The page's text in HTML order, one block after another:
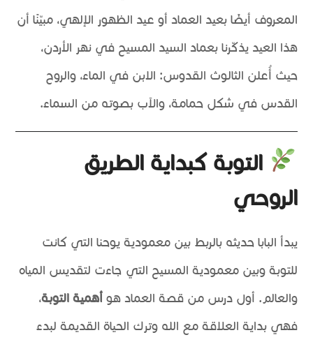
المعروف أيضًا بعيد العماد أو عيد الظهور الإلهي، مبيّنًا أن
هذا العيد يذكّرنا بعماد السيد المسيح في نهر الأردن،
حيث أُعلن الثالوث القدوس: الابن في الماء، والروح
القدس في شكل حمامة، والآب بصوته من السماء.
التوبة كبداية الطريق
الروحي
يبدأ البابا حديثه بالربط بين معمودية يوحنا التي كانت
للتوبة وبين معمودية المسيح التي جاءت لتقديس المياه
والعالم. أول درس من قصة العماد هوأهمية التوبة،
فهي بداية العلاقة مع الله وترك الحياة القديمة لبدء